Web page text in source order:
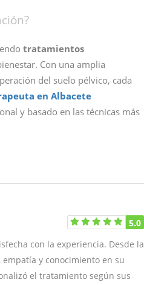
tratamientos
Con una amplia
del suelo pélvico, cada
en Albacete
y basado en las técnicas más
5.0
con la experiencia. Desde la
y conocimiento en su
el tratamiento según sus